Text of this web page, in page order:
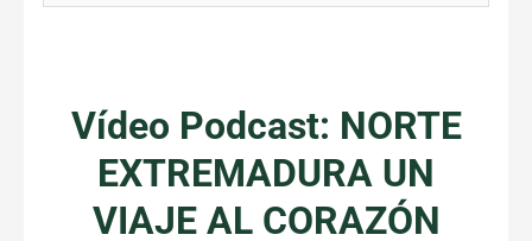
Vídeo Podcast: NORTE
EXTREMADURA UN
VIAJE AL CORAZÓN